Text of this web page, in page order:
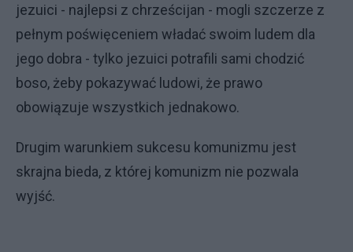
jezuici - najlepsi z chrześcijan - mogli szczerze z
pełnym poświęceniem władać swoim ludem dla
jego dobra - tylko jezuici potrafili sami chodzić
boso, żeby pokazywać ludowi, że prawo
obowiązuje wszystkich jednakowo.
Drugim warunkiem sukcesu komunizmu jest
skrajna bieda, z której komunizm nie pozwala
wyjść.